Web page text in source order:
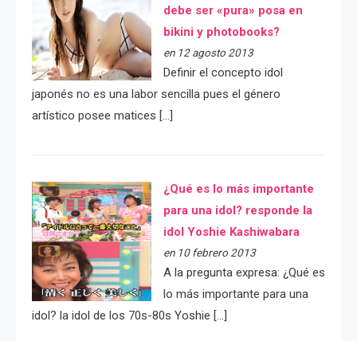
debe ser «pura» posa en
bikini y photobooks?
en 12 agosto 2013
Definir el concepto idol
japonés no es una labor sencilla pues el género
artístico posee matices […]
¿Qué es lo más importante
para una idol? responde la
idol Yoshie Kashiwabara
en 10 febrero 2013
A la pregunta expresa: ¿Qué es
lo más importante para una
idol? la idol de los 70s-80s Yoshie […]